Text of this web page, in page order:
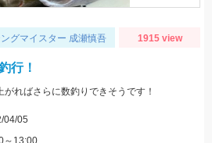
グマイスター 成瀬慎吾 1915 view
行！
ればさらに数釣りできそうです！
04/05
～13:00